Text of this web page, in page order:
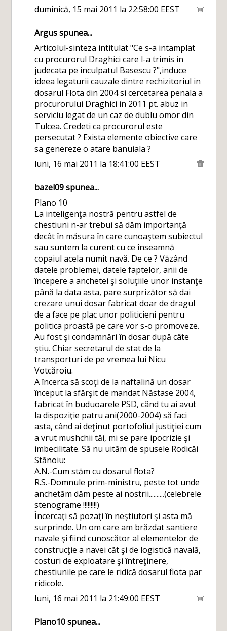
duminică, 15 mai 2011 la 22:58:00 EEST
Argusspunea...
Articolul-sinteza intitulat "Ce s-a intamplat
cu procurorul Draghici care l-a trimis in
judecata pe inculpatul Basescu ?",induce
ideea legaturii cauzale dintre rechizitoriul in
dosarul Flota din 2004 si cercetarea penala a
procurorului Draghici in 2011 pt. abuz in
serviciu legat de un caz de dublu omor din
Tulcea. Credeti ca procurorul este
persecutat ? Exista elemente obiective care
sa genereze o atare banuiala ?
luni, 16 mai 2011 la 18:41:00 EEST
bazel09spunea...
Plano 10
La inteligenţa nostră pentru astfel de
chestiuni n-ar trebui să dăm importanţă
decât în măsura în care cunoaştem subiectul
sau suntem la curent cu ce înseamnă
copaiul acela numit navă. De ce ? Văzând
datele problemei, datele faptelor, anii de
începere a anchetei şi soluţiile unor instanţe
până la data asta, pare surprizător să dai
crezare unui dosar fabricat doar de dragul
de a face pe plac unor politicieni pentru
politica proastă pe care vor s-o promoveze.
Au fost şi condamnări în dosar după câte
ştiu. Chiar secretarul de stat de la
transporturi de pe vremea lui Nicu
Votcăroiu.
A încerca să scoţi de la naftalină un dosar
început la sfărşit de mandat Năstase 2004,
fabricat în buduoarele PSD, când tu ai avut
la dispoziţie patru ani(2000-2004) să faci
asta, când ai deţinut portofoliul justiţiei cum
a vrut mushchii tăi, mi se pare ipocrizie şi
imbecilitate. Să nu uităm de spusele Rodicăi
Stănoiu:
A.N.-Cum stăm cu dosarul flota?
R.S.-Domnule prim-ministru, peste tot unde
anchetăm dăm peste ai nostrii..........(celebrele
stenograme !!!!!!!!!)
Încercaţi să pozaţi în neştiutori şi asta mă
surprinde. Un om care am brăzdat santiere
navale şi fiind cunoscător al elementelor de
construcţie a navei căt şi de logistică navală,
costuri de exploatare şi întreţinere,
chestiunile pe care le ridică dosarul flota par
ridicole.
luni, 16 mai 2011 la 21:49:00 EEST
Plano10spunea...